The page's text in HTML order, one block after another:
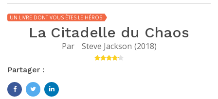
UN LIVRE DONT VOUS ÊTES LE HÉROS
La Citadelle du Chaos
Par Steve Jackson (2018)
Partager :